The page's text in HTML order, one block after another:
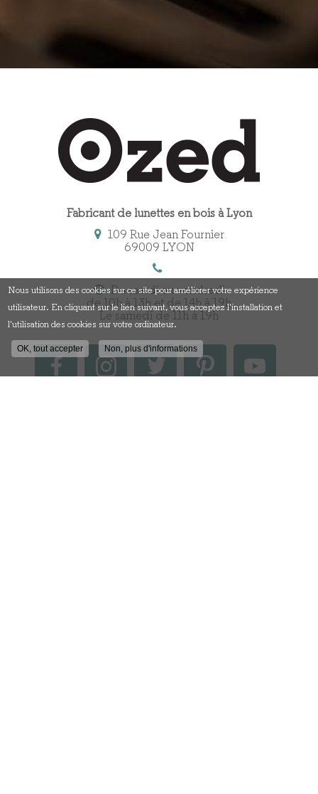
Fabricant de lunettes en bois à Lyon
109 Rue Jean Fournier
69009 LYON
Du mardi au vendredi
de 10h à 13h et de 14h à 19h
Le samedi de 11h à 19h
Nous utilisons des cookies sur ce site pour améliorer votre expérience
utilisateur. En cliquant sur le lien suivant, vous acceptez l'installation et
l'utilisation des cookies sur votre ordinateur.
OK, tout accepter Non, plus d'informations